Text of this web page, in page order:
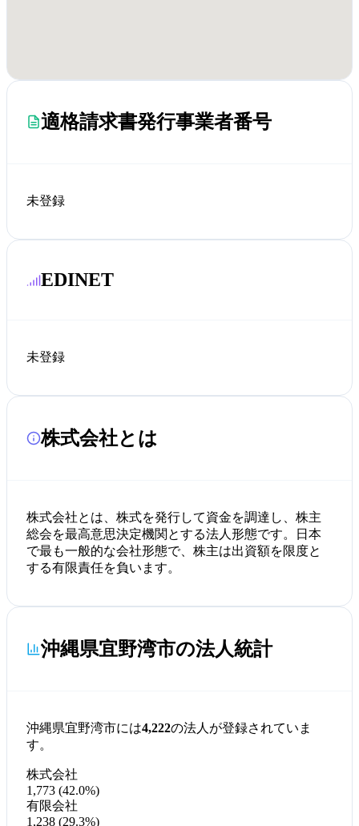
適格請求書発行事業者番号
未登録
EDINET
未登録
株式会社とは
株式会社とは、株式を発行して資金を調達し、株主
総会を最高意思決定機関とする法人形態です。日本
で最も一般的な会社形態で、株主は出資額を限度と
する有限責任を負います。
沖縄県宜野湾市の法人統計
沖縄県宜野湾市には4,222の法人が登録されていま
す。
株式会社
1,773 (42.0%)
有限会社
1,238 (29.3%)